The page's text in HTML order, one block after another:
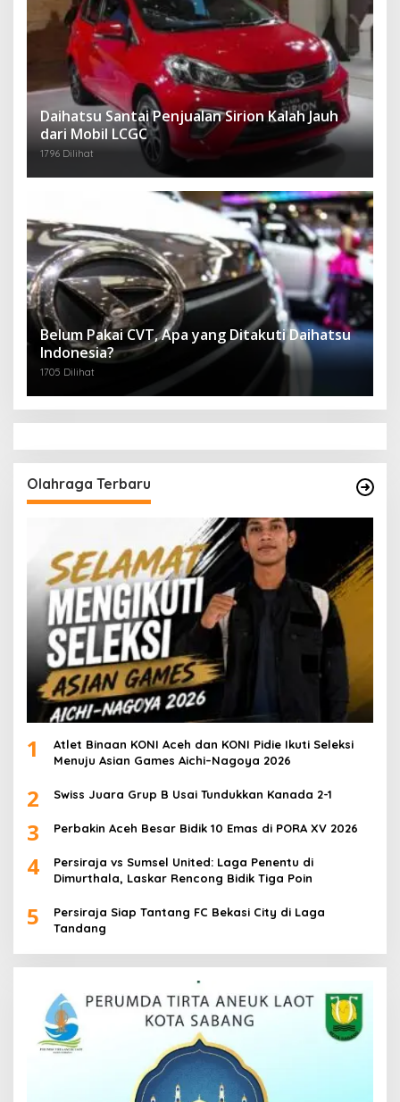
Daihatsu Santai Penjualan Sirion Kalah Jauh
dari Mobil LCGC
1796 Dilihat
Belum Pakai CVT, Apa yang Ditakuti Daihatsu
Indonesia?
1705 Dilihat
Olahraga Terbaru
1
Atlet Binaan KONI Aceh dan KONI Pidie Ikuti Seleksi
Menuju Asian Games Aichi–Nagoya 2026
2 Swiss Juara Grup B Usai Tundukkan Kanada 2-1
3 Perbakin Aceh Besar Bidik 10 Emas di PORA XV 2026
4
Persiraja vs Sumsel United: Laga Penentu di
Dimurthala, Laskar Rencong Bidik Tiga Poin
5
Persiraja Siap Tantang FC Bekasi City di Laga
Tandang